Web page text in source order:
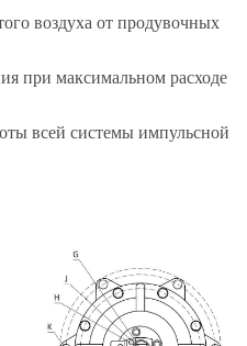
воздуха от продувочных
при максимальном расходе
всей системы импульсной